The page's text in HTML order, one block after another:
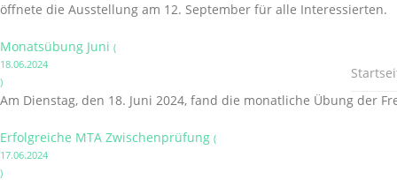
öffnete die Ausstellung am 12. September für alle Interessierten.
Monatsübung Juni (
18.06.2024
)
Am Dienstag, den 18. Juni 2024, fand die monatliche Übung der
Erfolgreiche MTA Zwischenprüfung (
17.06.2024
)